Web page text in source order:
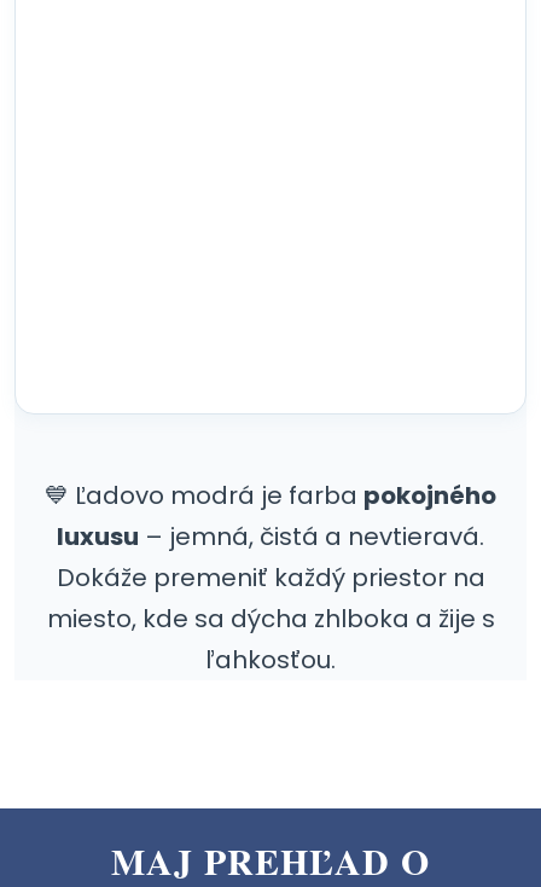
💙 Ľadovo modrá je farba pokojného
luxusu – jemná, čistá a nevtieravá.
Dokáže premeniť každý priestor na
miesto, kde sa dýcha zhlboka a žije s
ľahkosťou.
MAJ PREHĽAD O